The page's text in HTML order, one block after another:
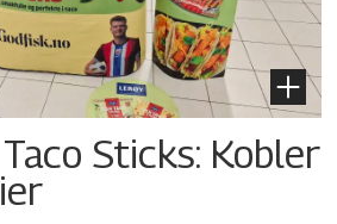
Sticks: Kobler